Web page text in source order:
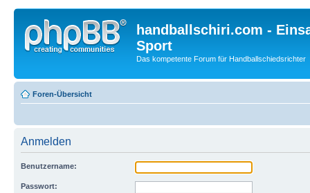
handballschiri.com -
Sport
Das kompetente Forum für Handballschiedsrichter
Foren-Übersicht
Anmelden
Benutzername:
Passwort: